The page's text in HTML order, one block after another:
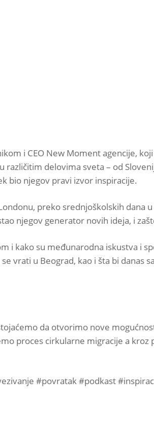
i CEO New Moment agencije,
delovima sveta – od
bio njegov pravi izvor inspiracije.
preko srednjoškolskih dana
njegov generator novih ideja, i
i kako su međunarodna iskustva i
vrati u Beograd, kao i šta bi danas
da otvorimo nove
proces cirkularne migracije a
#povratak #podkast